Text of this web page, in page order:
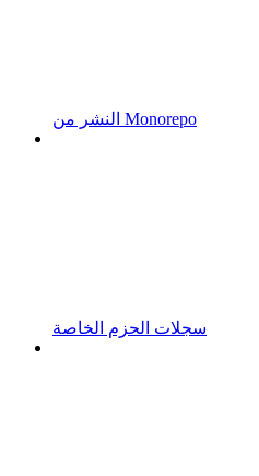
النشر من Monorepo
سجلات الحزم الخاصة